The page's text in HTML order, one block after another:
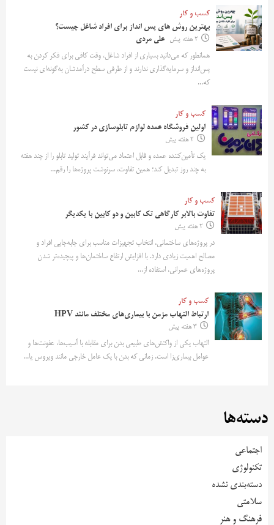
کسب و کار
بهترین روش‌ های پس‌ انداز برای افراد شاغل چیست؟
2 هفته پیش
علی مردی
همانطور که می‌دانید بسیاری از افراد شاغل، وقت کافی برای فکر کردن به
پس‌انداز و سرمایه‌گذاری ندارند و از طرفی سطح درآمدشان به‌گونه‌ای نیست
که...
کسب و کار
اولین فروشگاه عمده لوازم تابلوسازی در کشور
2 هفته پیش
یک تأمین‌کننده عمده و قابل اعتماد می‌تواند فرآیند تولید تابلو را از چند هفته
به چند روز تبدیل کند؛ همین تفاوت، سرنوشت پروژه‌ها را رقم...
کسب و کار
تفاوت بالابر کارگاهی تک کابین و دو کابین با یکدیگر
2 هفته پیش
در پروژه‌های ساختمانی، انتخاب تجهیزات مناسب برای جابه‌جایی افراد و
مصالح اهمیت زیادی دارد. با افزایش ارتفاع ساختمان‌ها و پیچیده‌تر شدن
پروژه‌های عمرانی، استفاده از...
کسب و کار
ارتباط التهاب مزمن با بیماری‌های مختلف مانند HPV
3 هفته پیش
التهاب یکی از واکنش‌های طبیعی بدن برای مقابله با آسیب‌ها، عفونت‌ها و
عوامل بیماری‌زا است. زمانی که بدن با یک عامل خارجی مانند ویروس یا...
دسته‌ها
اجتماعی
تکنولوژی
دسته‌بندی نشده
سلامتی
فرهنگ و هنر